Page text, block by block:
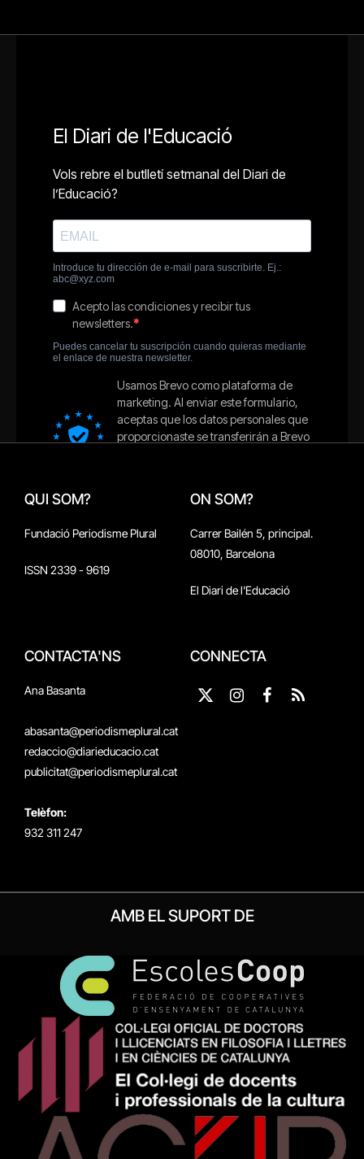
QUI SOM?
Fundació Periodisme Plural
ISSN 2339 - 9619
ON SOM?
Carrer Bailén 5, principal.
08010, Barcelona
El Diari de l'Educació
CONTACTA'NS
Ana Basanta
abasanta@periodismeplural.cat
redaccio@diarieducacio.cat
publicitat@periodismeplural.cat
Telèfon:
932 311 247
CONNECTA
X
Instagram
Facebook
RSS
AMB EL SUPORT DE